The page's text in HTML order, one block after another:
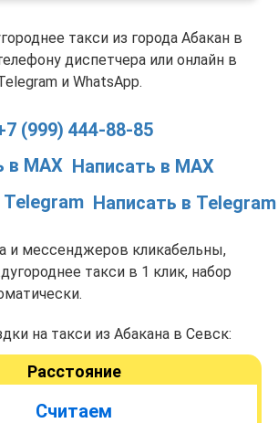
такси из города Абакан в
диспетчера или онлайн в
и WhatsApp.
(999) 444-88-85
Написать в MAX
Написать в Telegram
и мессенджеров кликабельны,
такси в 1 клик, набор
на такси из Абакана в Севск:
Расстояние
Считаем